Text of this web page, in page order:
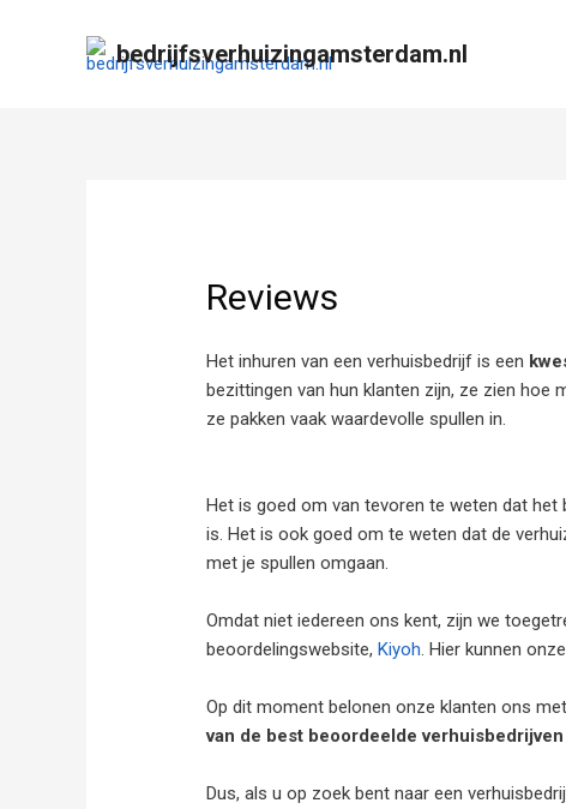
bedrijfsverhuizingamsterdam.nl
Reviews
Het inhuren van een verhuisbedrijf is een
bezittingen van hun klanten zijn, ze zien hoe
ze pakken vaak waardevolle spullen in.
Het is goed om van tevoren te weten dat
is. Het is ook goed om te weten dat de
met je spullen omgaan.
Omdat niet iedereen ons kent, zijn we
beoordelingswebsite,Kiyoh . Hier kunnen
Op dit moment belonen onze klanten ons
van de best beoordeelde
Dus, als u op zoek bent naar een